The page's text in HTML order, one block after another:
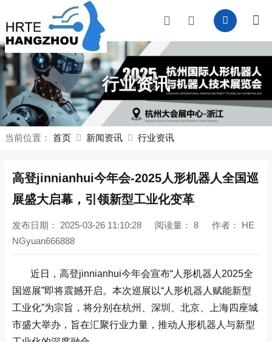
行业资讯
当前位置： 首页 新闻资讯 行业资讯
高登jinnianhui今年会-2025人形机器人全国巡
展盛大启幕，引领新型工业化变革
发布日期： 2025-03-26 11:10:28 阅读量： 8 作者：
HE
NGyuan666888
近日，高登jinnianhui今年会宣布“人形机器人2025全
国巡展”即将震撼开启。本次巡展以“人形机器人赋能新型
工业化”为宗旨，将分别在杭州、深圳、北京、上海四座城
市盛大举办，旨在汇聚行业力量，推动人形机器人与新型